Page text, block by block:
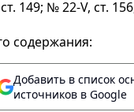
149; № 22-V, ст.
содержания:
Добавить в список
источников в Google